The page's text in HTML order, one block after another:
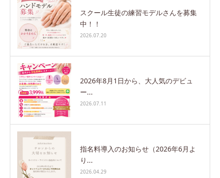
スクール生徒の練習モデルさんを募集
中！！
2026.07.20
2026年8月1日から、大人気のデビュ
ー...
2026.07.11
指名料導入のお知らせ（2026年6月よ
り...
2026.04.29